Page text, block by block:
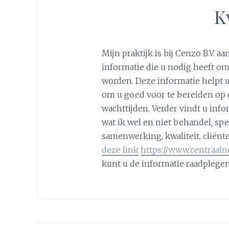
Mijn praktijk is bij Cenzo B.V.
informatie die u nodig heeft
worden. Deze informatie helpt
om u goed voor te bereiden op
wachttijden. Verder vindt u
wat ik wel en niet behandel,
samenwerking, kwaliteit,
deze link https://
kunt u de informatie